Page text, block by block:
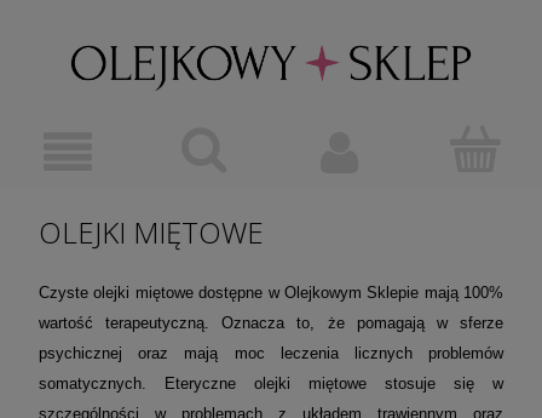
OLEJKI MIĘTOWE
Czyste olejki miętowe dostępne w Olejkowym Sklepie mają 100%
wartość terapeutyczną. Oznacza to, że pomagają w sferze
psychicznej oraz mają moc leczenia licznych problemów
somatycznych. Eteryczne olejki miętowe stosuje się w
szczególności w problemach z układem trawiennym oraz